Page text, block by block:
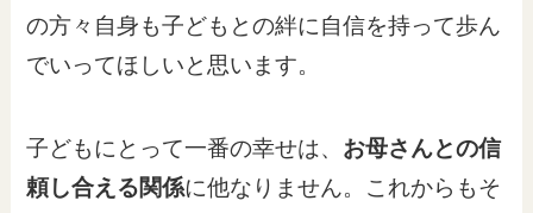
の方々自身も子どもとの絆に自信を持って歩ん
でいってほしいと思います。
子どもにとって一番の幸せは、 お母さんとの信
頼し合える関係に他なりません。これからもそ